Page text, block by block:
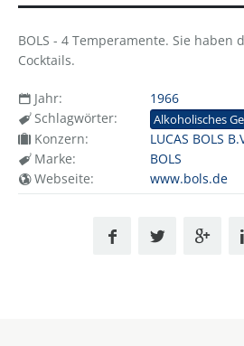
BOLS - 4 Temperamente. Sie haben
Cocktails.
Jahr:
1966
Schlagwörter:
Alkoholisches
Konzern:
LUCAS BOLS
Marke:
BOLS
Webseite:
www.bols.de